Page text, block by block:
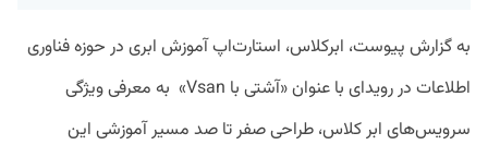
به گزارش پیوست، ابرکلاس، استارت‌اپ آموزش ابری در حوزه فناوری
اطلاعات در رویدای با عنوان «آشتی با Vsan» به معرفی ویژگی
سرویس‌های ابر کلاس، طراحی صفر تا صد مسیر آموزشی این